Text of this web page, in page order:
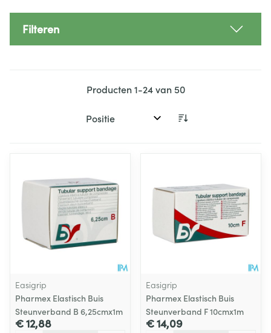
Filteren
Producten1-24van50
Sorteer op:
Easigrip
Pharmex Elastisch Buis
Steunverband B 6,25cmx1m
€ 12,88
Easigrip
Pharmex Elastisch Buis
Steunverband F 10cmx1m
€ 14,09